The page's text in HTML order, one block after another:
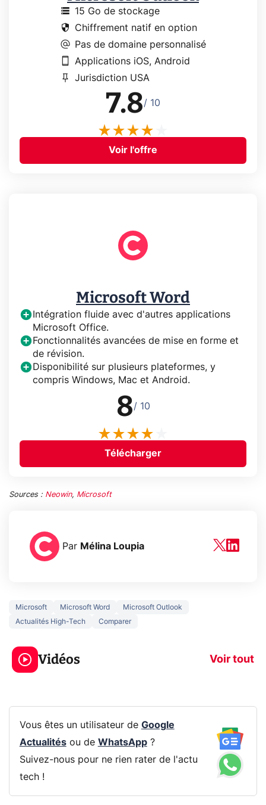
storage 15 Go de stockage
security Chiffrement natif en option
alternate_email Pas de domaine personnalisé
smartphone Applications iOS, Android
push_pin Jurisdiction USA
7.8/ 10
Voir l'offre
Microsoft Word
Intégration fluide avec d'autres applications
Microsoft Office.
Fonctionnalités avancées de mise en forme et
de révision.
Disponibilité sur plusieurs plateformes, y
compris Windows, Mac et Android.
8/ 10
Télécharger
Sources : Neowin, Microsoft
Par Mélina Loupia
Microsoft Microsoft Word
Microsoft Outlook
Actualités High-Tech
Comparer
Vidéos Voir tout
3 écrans en 1 pour
319€ ? Voici L'AOC
CQ32G4ZA !
prochaine
Vous êtes un utilisateur de Google
Actualitésou de WhatsApp?
Suivez-nous pour ne rien rater de l'actu
tech !